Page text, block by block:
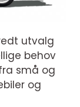
utvalg
behov
små og
og